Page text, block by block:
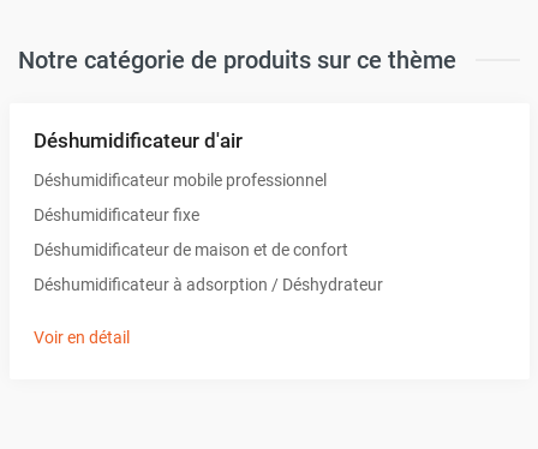
Notre catégorie de produits sur ce thème
Déshumidificateur d'air
Déshumidificateur mobile professionnel
Déshumidificateur fixe
Déshumidificateur de maison et de confort
Déshumidificateur à adsorption / Déshydrateur
Voir en détail